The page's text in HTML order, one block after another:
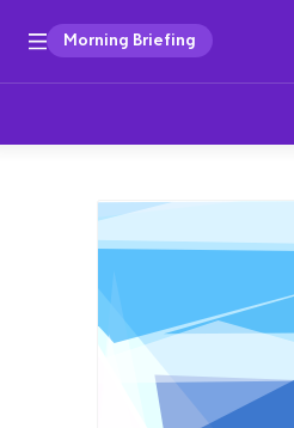
Morning Briefing